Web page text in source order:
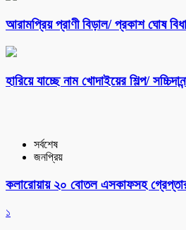
আরামপ্রিয় প্রাণী বিড়াল/ প্রকাশ ঘোষ
হারিয়ে যাচ্ছে নাম খোদাইয়ের শিল্প/
সর্বশেষ
জনপ্রিয়
কলারোয়ায় ২০ বোতল এসকাফসহ
১